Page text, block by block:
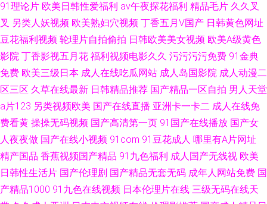
91理论片 欧美日韩性爱福利 av午夜探花福利 精品毛片 久久叉
叉 另类人妖视频 欧美熟妇穴视频 丁香五月V国产 日韩黄色网址
豆花福利视频 轮理片自拍偷拍 日韩欧美美女视频 欧美A级黄色
影院 丁香影视五月花 福利视频电影久久 污污污污免费 91金典
免费 欧美三级日本 成人在线吃瓜网站 成人岛国影院 成人动漫二
区三区 久草在线最新 日韩精品推荐 国产精品一区自拍 男人天堂
a片123 另类视频欧美 国产在线直播 亚洲卡一卡二 成人在线免
费看黄 操操无码视频 国产高清第一页 91国产在线播放 国产女
人夜夜做 国产在线小视频 91com 91豆花成人 哪里有A片网址
精产国品 香蕉视频国产精品 91九色福利 成人国产无线视 欧美
日韩性生活片 国产伦理剧 国产精品无套无码 成年人网站免费 国
产精品1000 91九色在线视频 日本伦理片在线 三级无码在线天